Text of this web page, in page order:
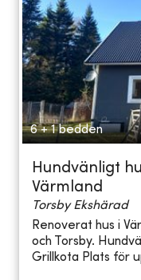
6 + 1 bedden
Hundvänligt
Värmland
Torsby Ekshärad
Renoverat hus i
och Torsby.
Grillkota Plats för